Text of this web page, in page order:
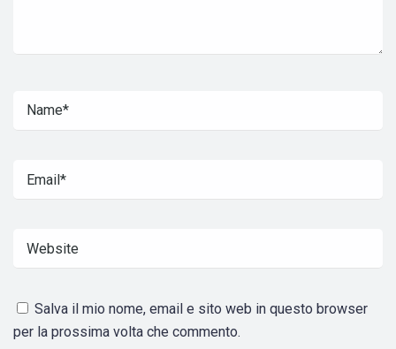
Salva il mio nome, email e sito web in questo browser
per la prossima volta che commento.